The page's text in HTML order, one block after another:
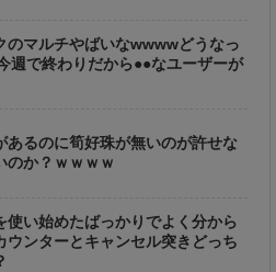
のマルチやばいなwwwwどうなっ
週で終わりだから●●なユーザーが
あるのに筍好珠が無いのが許せな
か？ｗｗｗｗ
使い始めたばっかりでよく分から
ウンターとキャンセル突きどっち